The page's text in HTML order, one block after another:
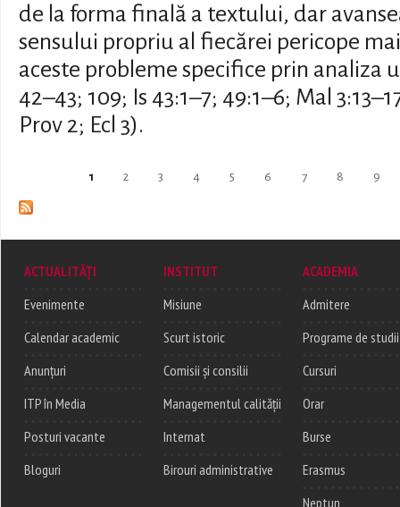
de la forma finală a textului, dar
sensului propriu al fiecărei pericope
aceste probleme specifice prin analiza
42–43; 109; Is 43:1–7; 49:1–6; Mal
Prov 2; Ecl 3).
1 2 3 4 5 6 7 8 9
ACTUALITĂȚI
Evenimente
Calendar academic
Anunțuri
ITP în Media
Posturi vacante
Bloguri
INSTITUT
Misiune
Scurt istoric
Comisii și consilii
Managementul calității
Internat
Birouri administrative
ACADEMIA
Admitere
Programe de studii
Cursuri
Orar
Burse
Erasmus
Neptun